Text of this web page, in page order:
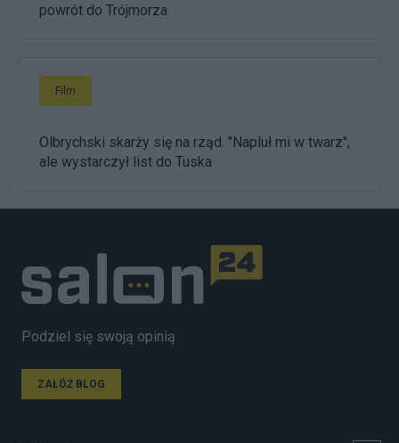
powrót do Trójmorza
Film
Olbrychski skarży się na rząd. "Napluł mi w twarz",
ale wystarczył list do Tuska
Podziel się swoją opinią
ZAŁÓŻ BLOG